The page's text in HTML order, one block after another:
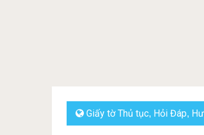
Giấy tờ Thủ tục, Hỏi Đáp,